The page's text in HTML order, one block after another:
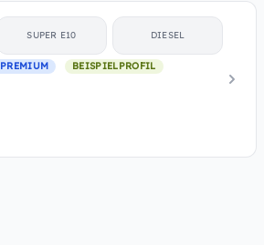
SUPER E10 DIESEL
PREMIUM BEISPIELPROFIL